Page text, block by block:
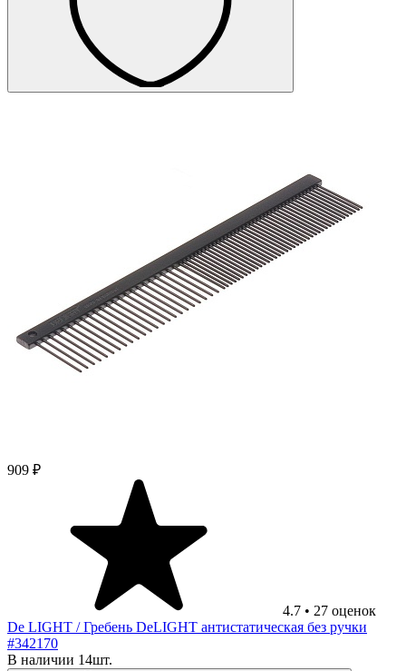
909 ₽
4.7 • 27 оценок
De LIGHT / Гребень DeLIGHT антистатическая без ручки
#342170
В наличии 14шт.